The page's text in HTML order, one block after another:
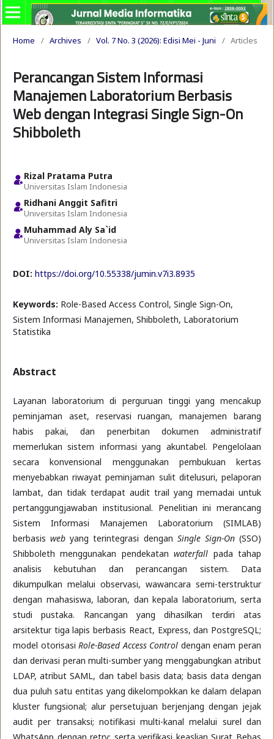
Home / Archives / Vol. 7 No. 3 (2026): Edisi Mei - Juni / Articles
Perancangan Sistem Informasi
Manajemen Laboratorium Berbasis
Web dengan Integrasi Single Sign-On
Shibboleth
Rizal Pratama Putra
Universitas Islam Indonesia
Ridhani Anggit Safitri
Universitas Islam Indonesia
Muhammad Aly Sa`id
Universitas Islam Indonesia
DOI: https://doi.org/10.55338/jumin.v7i3.8935
Keywords: Role-Based Access Control, Single Sign-On,
Sistem Informasi Manajemen, Shibboleth, Laboratorium
Statistika
Abstract
Layanan laboratorium di perguruan tinggi yang mencakup
peminjaman aset, reservasi ruangan, manajemen barang
habis pakai, dan penerbitan dokumen administratif
memerlukan sistem informasi yang akuntabel. Pengelolaan
secara konvensional menggunakan pembukuan kertas
menyebabkan riwayat peminjaman sulit ditelusuri, pelaporan
lambat, dan tidak terdapat audit trail yang memadai untuk
pertanggungjawaban institusional. Penelitian ini merancang
Sistem Informasi Manajemen Laboratorium (SIMLAB)
berbasisweb yang terintegrasi dengan Single Sign-On(SSO)
Shibboleth menggunakan pendekatanwaterfall pada tahap
analisis kebutuhan dan perancangan sistem. Data
dikumpulkan melalui observasi, wawancara semi-terstruktur
dengan mahasiswa, laboran, dan kepala laboratorium, serta
studi pustaka. Rancangan yang dihasilkan terdiri atas
arsitektur tiga lapis berbasis React, Express, dan PostgreSQL;
model otorisasiRole-Based Access Control dengan enam peran
dan derivasi peran multi-sumber yang menggabungkan atribut
LDAP, atribut SAML, dan tabel basis data; basis data dengan
dua puluh satu entitas yang dikelompokkan ke dalam delapan
kluster fungsional; alur persetujuan berjenjang dengan jejak
audit per transaksi; notifikasi multi-kanal melalui surel dan